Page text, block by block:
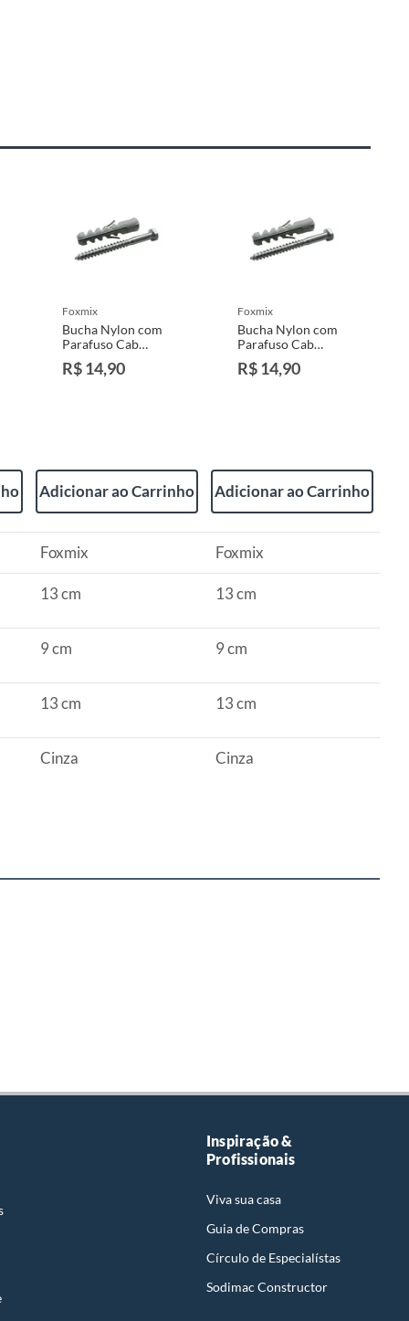
foxmix
Bucha Nylon com
Parafuso Cab
Sextavado Ct 03
Peças
R$ 14,90
Adicionar ao Carrinho
foxmix
Bucha Nylon com
Parafuso Cab
Sextavado Ct 2
Peças 12mm-
R$ 14,90
Adicionar ao Carrinho
Foxmix Foxmix
13 cm 13 cm
9 cm 9 cm
13 cm 13 cm
Cinza Cinza
Inspiração &
Profissionais
Viva sua casa
Guia de Compras
Círculo de Especialístas
Sodimac Constructor